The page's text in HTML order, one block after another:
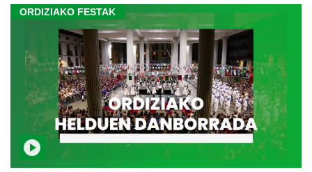
ORDIZIAKO FESTAK